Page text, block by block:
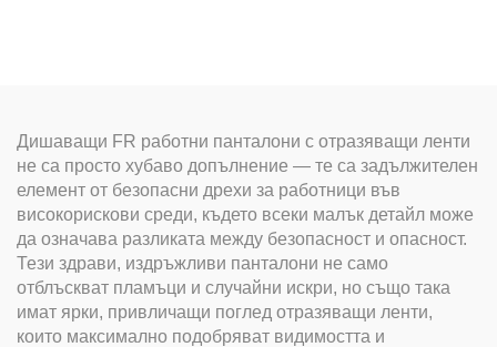
Дишаващи FR работни панталони с отразяващи ленти
не са просто хубаво допълнение — те са задължителен
елемент от безопасни дрехи за работници във
високорискови среди, където всеки малък детайл може
да означава разликата между безопасност и опасност.
Тези здрави, издръжливи панталони не само
отблъскват пламъци и случайни искри, но също така
имат ярки, привличащи поглед отразяващи ленти,
които максимално подобряват видимостта и